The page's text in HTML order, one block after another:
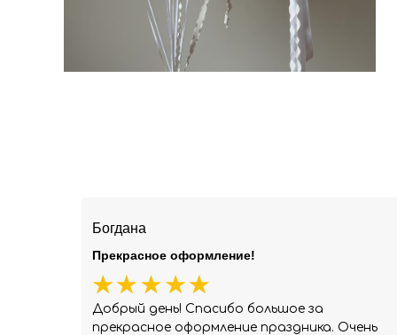
Богдана
Добрый день! Спасибо большое за
прекрасное оформление праздника. Очень
Прекрасное оформление!